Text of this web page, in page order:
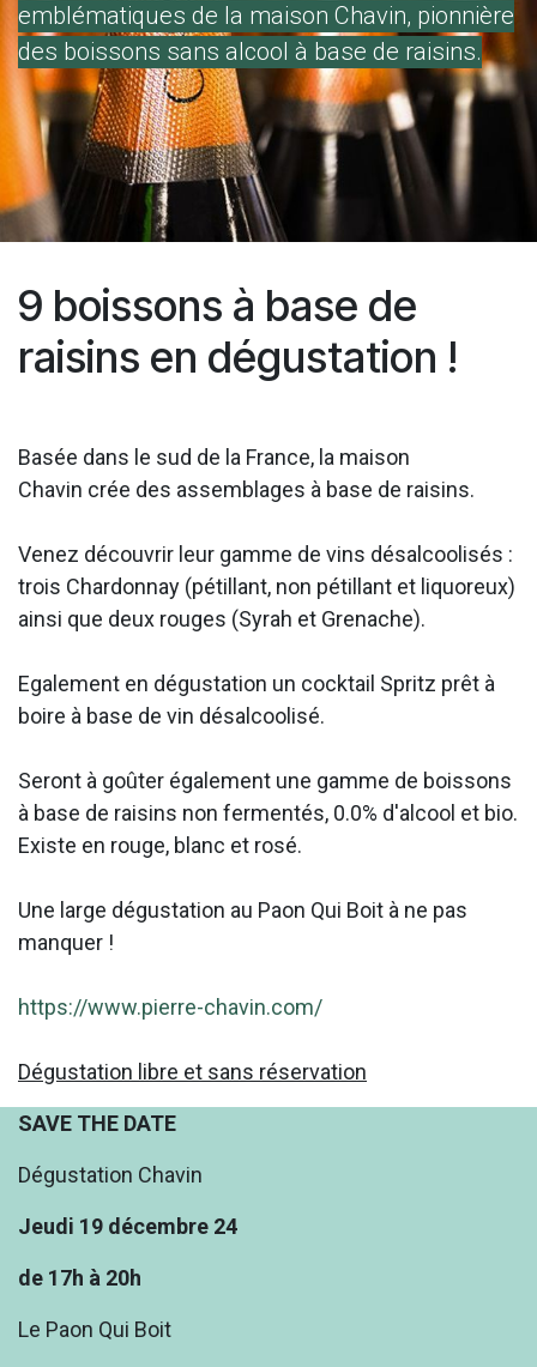
emblématiques de la maison Chavin, pionnière
des boissons sans alcool à base de raisins.
9 boissons à base de
raisins en dégustation !
Basée dans le sud de la France, la maison
Chavin crée des assemblages à base de raisins.
Venez découvrir leur gamme de vins désalcoolisés :
trois Chardonnay (pétillant, non pétillant et liquoreux)
ainsi que deux rouges (Syrah et Grenache).
Egalement en dégustation un cocktail Spritz prêt à
boire à base de vin désalcoolisé.
Seront à goûter également une gamme de boissons
à base de raisins non fermentés, 0.0% d'alcool et bio.
Existe en rouge, blanc et rosé.
Une large dégustation au Paon Qui Boit à ne pas
manquer !
https://www.pierre-chavin.com/
Dégustation libre et sans réservation
SAVE THE DATE
Dégustation Chavin
Jeudi 19 décembre 24
de 17h à 20h
Le Paon Qui Boit